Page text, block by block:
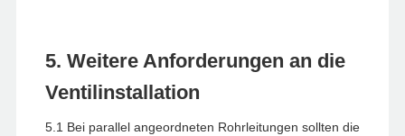
5. Weitere Anforderungen an die
Ventilinstallation
5.1 Bei parallel angeordneten Rohrleitungen sollten die